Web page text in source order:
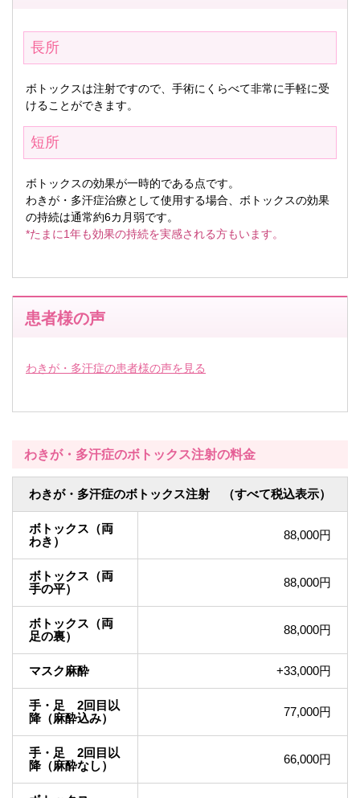
長所
ボトックスは注射ですので、手術にくらべて非常に手軽に受
けることができます。
短所
ボトックスの効果が一時的である点です。
わきが・多汗症治療として使用する場合、ボトックスの効果
の持続は通常約6カ月弱です。
*たまに1年も効果の持続を実感される方もいます。
患者様の声
わきが・多汗症の患者様の声を見る
わきが・多汗症のボトックス注射の料金
わきが・多汗症のボトックス注射 （すべて税込表示）
ボトックス（両
わき）
88,000円
ボトックス（両
手の平）
88,000円
ボトックス（両
足の裏）
88,000円
マスク麻酔 +33,000円
手・足 2回目以
降（麻酔込み）
77,000円
手・足 2回目以
降（麻酔なし）
66,000円